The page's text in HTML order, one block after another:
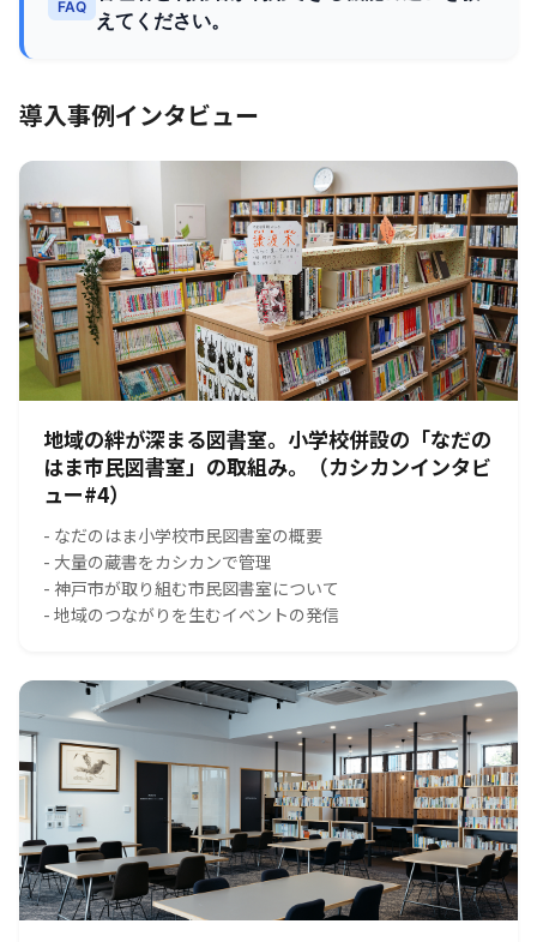
FAQ
えてください。
導入事例インタビュー
地域の絆が深まる図書室。小学校併設の「なだの
はま市民図書室」の取組み。（カシカンインタビ
ュー#4）
- なだのはま小学校市民図書室の概要
- 大量の蔵書をカシカンで管理
- 神戸市が取り組む市民図書室について
- 地域のつながりを生むイベントの発信